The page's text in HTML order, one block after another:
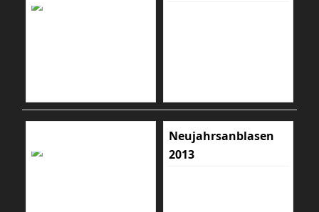
Neujahrsanblasen
2013